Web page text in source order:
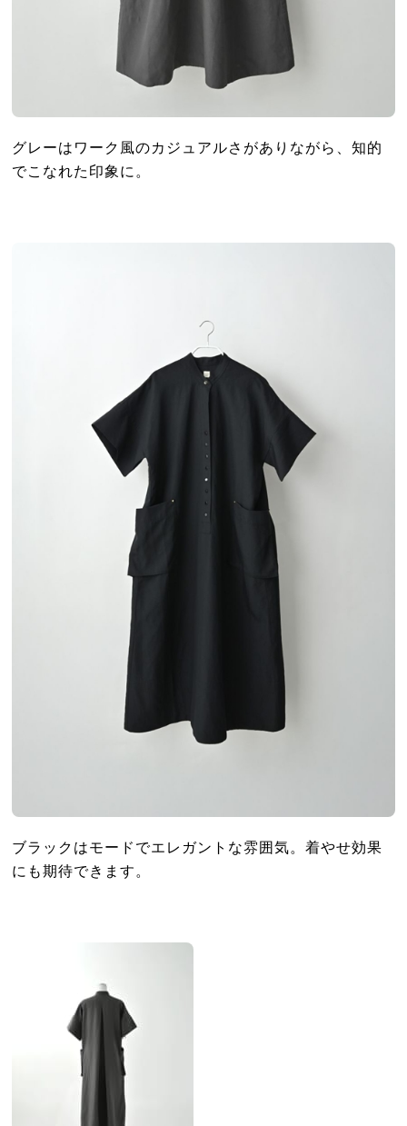
グレーはワーク風のカジュアルさがありながら、知的
でこなれた印象に。
ブラックはモードでエレガントな雰囲気。着やせ効果
にも期待できます。